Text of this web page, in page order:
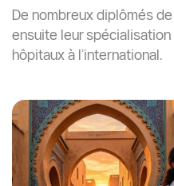
De nombreux diplômés
ensuite leur
hôpitaux à l’international.